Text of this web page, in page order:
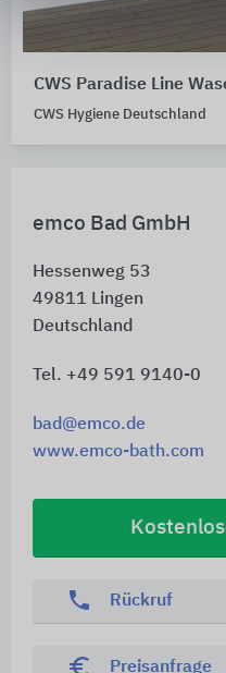
emco Bad GmbH
Hessenweg 53
49811 Lingen
Deutschland
Tel. +49 591 9140-0
bad@emco.de
www.emco-bath.com
phone Rückruf
euro_symbol Preisanfrage
CWS Paradise Line
CWS Hygiene Deutschland